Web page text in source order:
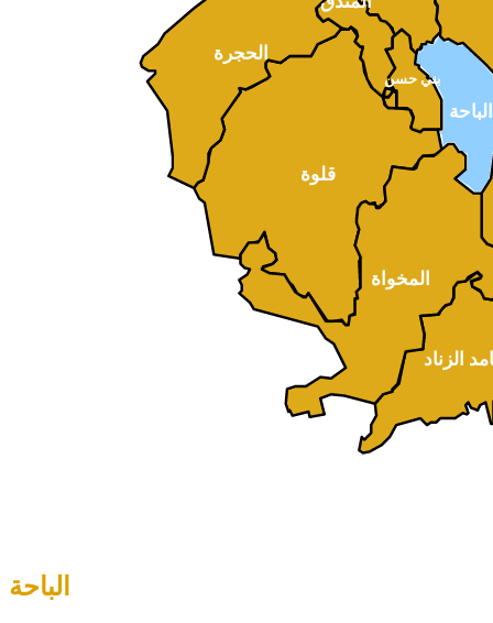
الباحة
قلوة
بني حسن
الزناد
الحجرة
المخواة
الباحة